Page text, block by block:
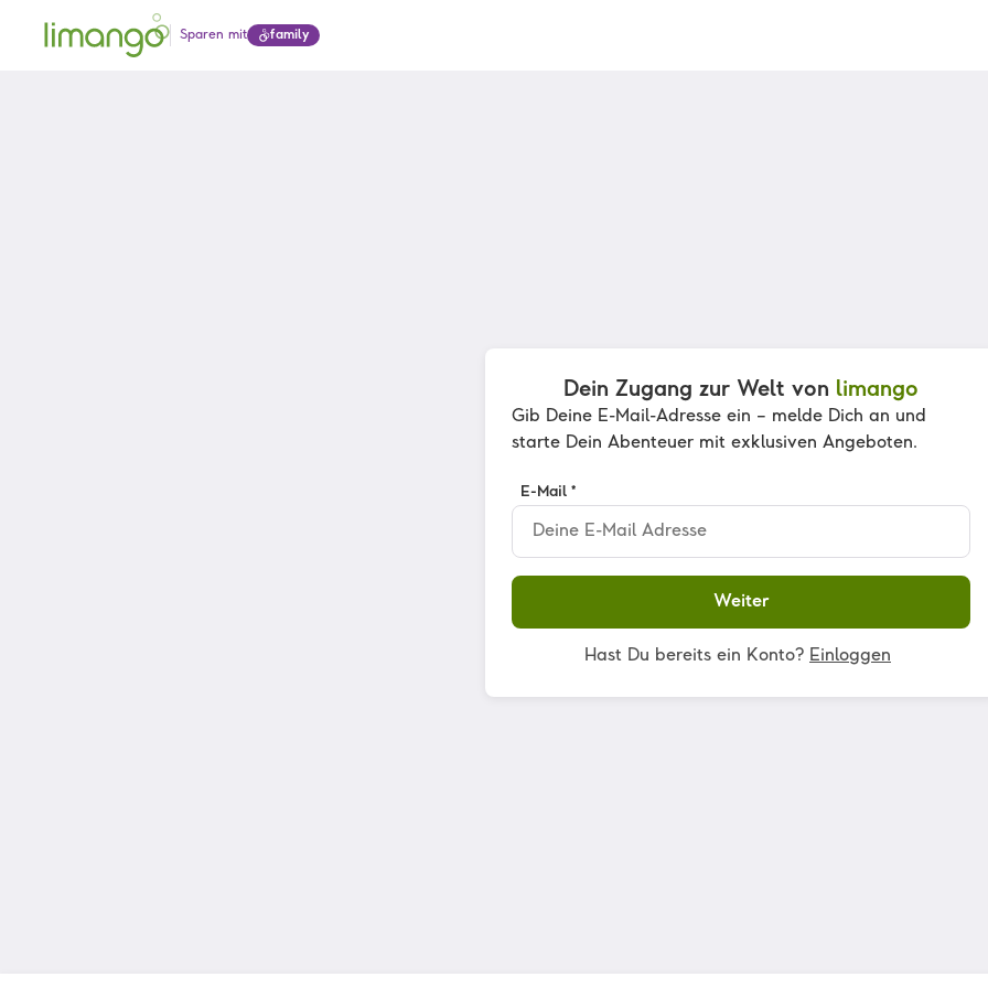
Sparen mit
family
Dein Zugang zur Welt von limango
Gib Deine E-Mail-Adresse ein – melde Dich an und
starte Dein Abenteuer mit exklusiven Angeboten.
E-Mail *
Weiter
Hast Du bereits ein Konto? Einloggen